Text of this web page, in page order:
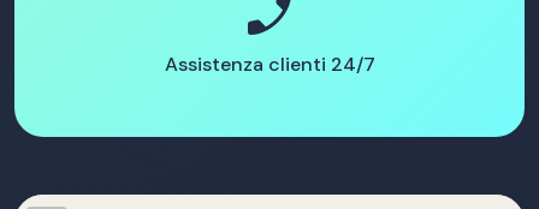
Assistenza clienti 24/7